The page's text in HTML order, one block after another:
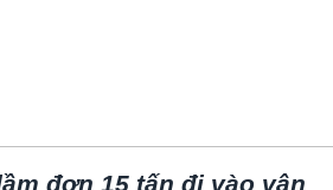
đơn 15 tấn đi vào vận